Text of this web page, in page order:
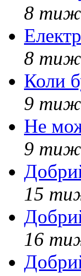
8
8
Коли
9
Не
9
15
16